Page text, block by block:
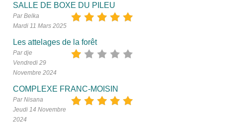
SALLE DE BOXE DU PILEU
Par Belka
Mardi 11 Mars 2025
Les attelages de la forêt
Par dje
Vendredi 29
Novembre 2024
COMPLEXE FRANC-MOISIN
Par Nisana
Jeudi 14 Novembre
2024